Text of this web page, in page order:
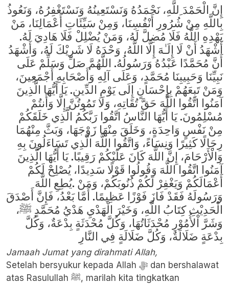
إِنَّ الْحَمْدَ ِللَّهِ، نَحْمَدُهُ وَنَسْتَعِينُهُ وَنَسْتَغْفِرُهُ، وَنَعُوذُ
بِاللَّهِ مِنْ شُرُورِ أَنْفُسِنَا، وَمِنْ سَيِّئَاتِ أَعْمَالِنَا، مَنْ
يَهْدِهِ اللَّهُ فَلَا مُضِلَّ لَهُ، وَمَنْ يُضْلِلْ فَلَا هَادِيَ لَهُ.
أَشْهَدُ أَنْ لَا إِلَـٰهَ إِلَّا اللَّهُ، وَحْدَهُ لَا شَرِيْكَ لَهُ، وَأَشْهَدُ
أَنَّ مُحَمَّدًا عَبْدُهُ وَرَسُولُهُ. اللَّهُمَّ صَلِّ وَسَلِّمْ عَلَى
نَبِيِّنَا وَحَبِيبِنَا مُحَمَّدٍ، وَعَلَى آلِهِ وَأَصْحَابِهِ أَجْمَعِينَ،
وَمَنْ تَبِعَهُمْ بِإِحْسَانٍ إِلَى يَوْمِ الدِّينِ. يَا أَيُّهَا الَّذِينَ
آمَنُوا اتَّقُوا اللَّهَ حَقَّ تُقَاتِهِ، وَلَا تَمُوتُنَّ إِلَّا وَأَنتُمْ
مُسْلِمُونَ. يَا أَيُّهَا النَّاسُ اتَّقُوا رَبَّكُمُ الَّذِي خَلَقَكُمْ
مِنْ نَفْسٍ وَاحِدَةٍ، وَخَلَقَ مِنْهَا زَوْجَهَا، وَبَثَّ مِنْهُمَا
رِجَالًا كَثِيرًا وَنِسَاءً، وَاتَّقُوا اللَّهَ الَّذِي تَسَاءَلُونَ بِهِ
وَالْأَرْحَامَ، إِنَّ اللَّهَ كَانَ عَلَيْكُمْ رَقِيبًا. يَا أَيُّهَا الَّذِينَ
آمَنُوا اتَّقُوا اللَّهَ وَقُولُوا قَوْلًا سَدِيدًا، يُصْلِحْ لَكُمْ
أَعْمَالَكُمْ وَيَغْفِرْ لَكُمْ ذُنُوبَكُمْ، وَمَنْ .يُطِعِ اللَّهَ
وَرَسُولَهُ فَقَدْ فَازَ فَوْزًا عَظِيمًا. أَمَّا بَعْدُ، فَإِنَّ أَصْدَقَ
الْحَدِيْثِ كِتَابُ اللَّهِ، وَخَيْرَ الْهَدْيِ هَدْيُ مُحَمَّدٍ ﷺ،
وَشَرَّ اْلأُمُوْرِ مُحْدَثَاتُهَا، وَكُلَّ مُحْدَثَةٍ بِدْعَةٌ، وَكُلَّ
بِدْعَةٍ ضَلَالَةٌ، وَكُلَّ ضَلَالَةٍ فِي النَّارِ
Jamaah Jumat yang dirahmati Allah,
Setelah bersyukur kepada Allah ﷻ dan bershalawat
atas Rasulullah ﷺ, marilah kita tingkatkan